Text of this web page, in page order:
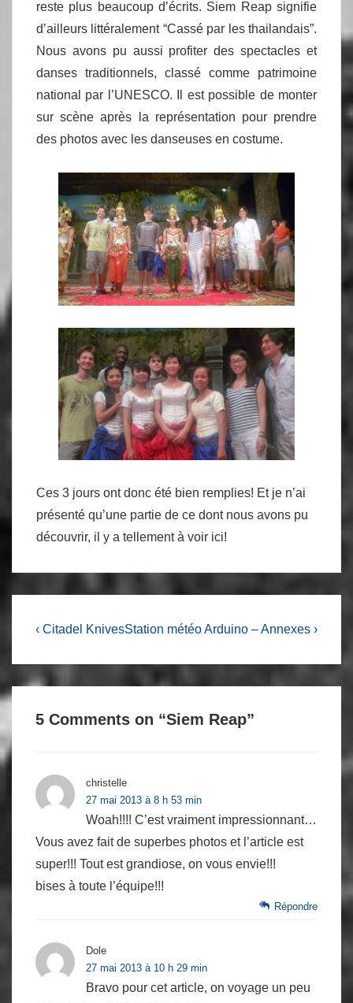
reste plus beaucoup d’écrits. Siem Reap signifie
d’ailleurs littéralement “Cassé par les thailandais”.
Nous avons pu aussi profiter des spectacles et
danses traditionnels, classé comme patrimoine
national par l’UNESCO. Il est possible de monter
sur scène après la représentation pour prendre
des photos avec les danseuses en costume.
Ces 3 jours ont donc été bien remplies! Et je n’ai
présenté qu’une partie de ce dont nous avons pu
découvrir, il y a tellement à voir ici!
Navigation
l’article
Previous
‹ Citadel KnivesNext
Station météo Arduino – Annexes ›
5 Comments on “Siem Reap”
christelle
27 mai 2013 à 8 h 53 min
Woah!!!! C’est vraiment impressionnant…
Vous avez fait de superbes photos et l’article est
super!!! Tout est grandiose, on vous envie!!!
bises à toute l’équipe!!!
Répondre
Dole
27 mai 2013 à 10 h 29 min
Bravo pour cet article, on voyage un peu